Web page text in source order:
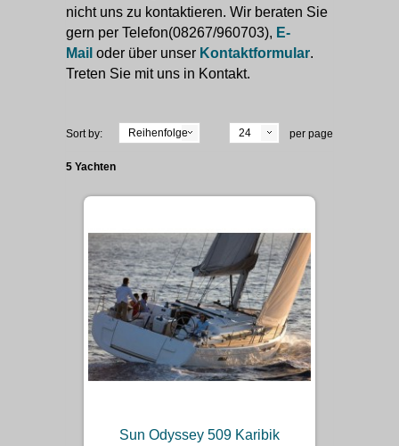
nicht uns zu kontaktieren. Wir beraten Sie
gern per Telefon(08267/960703), E-
Mail oder über unser Kontaktformular.
Treten Sie mit uns in Kontakt.
Sort by: Reihenfolge 24 per page
5 Yachten
Sun Odyssey 509 Karibik